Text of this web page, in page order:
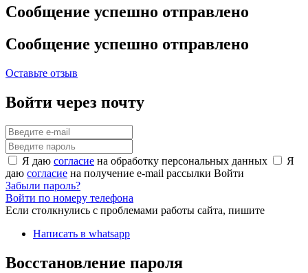
Сообщение успешно отправлено
Сообщение успешно отправлено
Оставьте отзыв
Войти через почту
Я даю согласие на обработку персональных данных
Я
даю согласие на получение e-mail рассылки Войти
Забыли пароль?
Войти по номеру телефона
Если столкнулись с проблемами работы сайта, пишите
Написать в whatsapp
Восстановление пароля